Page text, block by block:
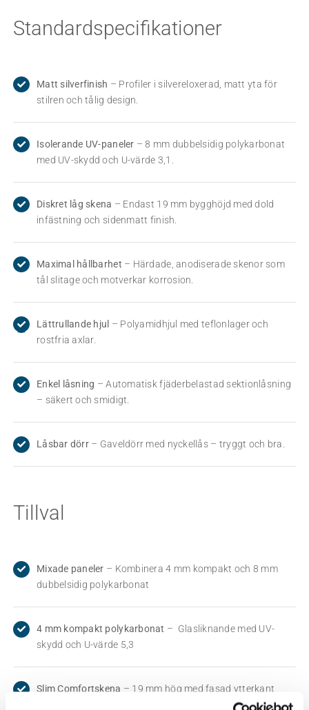
Standardspecifikationer
Matt silverfinish – Profiler i silvereloxerad, matt yta för
stilren och tålig design.
Isolerande UV-paneler – 8 mm dubbelsidig polykarbonat
med UV-skydd och U-värde 3,1.
Diskret låg skena – Endast 19 mm bygghöjd med dold
infästning och sidenmatt finish.
Maximal hållbarhet – Härdade, anodiserade skenor som
tål slitage och motverkar korrosion.
Lättrullande hjul – Polyamidhjul med teflonlager och
rostfria axlar.
Enkel låsning – Automatisk fjäderbelastad sektionlåsning
– säkert och smidigt.
Låsbar dörr– Gaveldörr med nyckellås – tryggt och bra.
Tillval
Mixade paneler – Kombinera 4 mm kompakt och 8 mm
dubbelsidig polykarbonat
4 mm kompakt polykarbonat – Glasliknande med UV-
skydd och U-värde 5,3
Slim Comfortskena – 19 mm hög med fasad ytterkant